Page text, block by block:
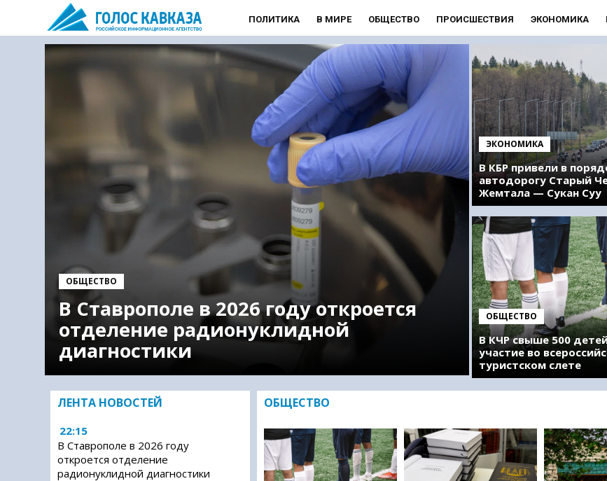
ПОЛИТИКА В МИРЕ ОБЩЕСТВО ПРОИСШЕСТВИЯ ЭКОНОМИКА
ОБЩЕСТВО
В Ставрополе в 2026 году откроется
отделение радионуклидной
диагностики
ЭКОНОМИКА
В КБР привели в
автодорогу Старый
Жемтала — Сукан Суу
ОБЩЕСТВО
В КЧР свыше 500
участие во
туристском слете
ЛЕНТА НОВОСТЕЙ
22:15
В Ставрополе в 2026 году
откроется отделение
радионуклидной диагностики
ОБЩЕСТВО